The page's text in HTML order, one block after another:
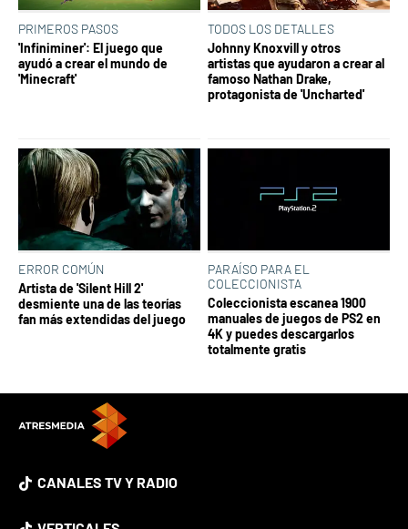
PRIMEROS PASOS
'Infiniminer': El juego que
ayudó a crear el mundo de
'Minecraft'
TODOS LOS DETALLES
Johnny Knoxvill y otros
artistas que ayudaron a crear al
famoso Nathan Drake,
protagonista de 'Uncharted'
ERROR COMÚN
Artista de 'Silent Hill 2'
desmiente una de las teorías
fan más extendidas del juego
PARAÍSO PARA EL
COLECCIONISTA
Coleccionista escanea 1900
manuales de juegos de PS2 en
4K y puedes descargarlos
totalmente gratis
CANALES TV Y RADIO